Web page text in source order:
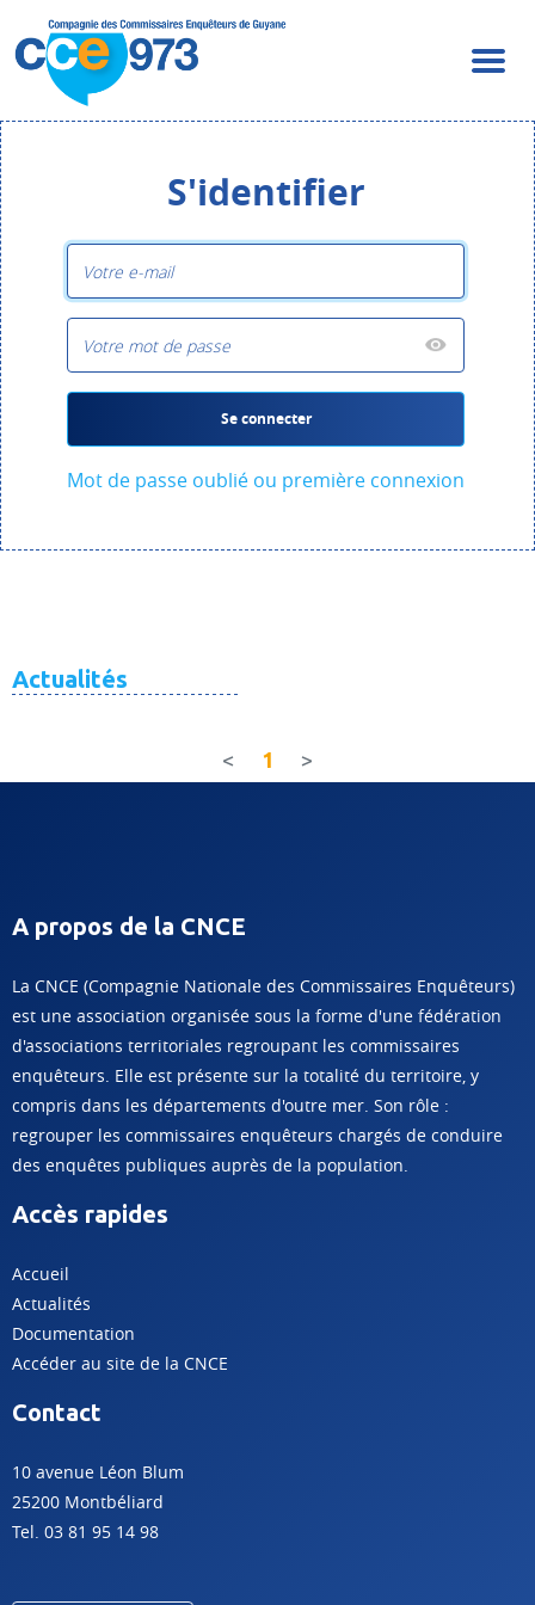
S'identifier
Se connecter
Mot de passe oublié ou première connexion
Actualités
< 1 (current)
>
A propos de la CNCE
La CNCE (Compagnie Nationale des Commissaires Enquêteurs)
est une association organisée sous la forme d'une fédération
d'associations territoriales regroupant les commissaires
enquêteurs. Elle est présente sur la totalité du territoire, y
compris dans les départements d'outre mer. Son rôle :
regrouper les commissaires enquêteurs chargés de conduire
des enquêtes publiques auprès de la population.
Accès rapides
Accueil
Actualités
Documentation
Accéder au site de la CNCE
Contact
10 avenue Léon Blum
25200 Montbéliard
Tel. 03 81 95 14 98